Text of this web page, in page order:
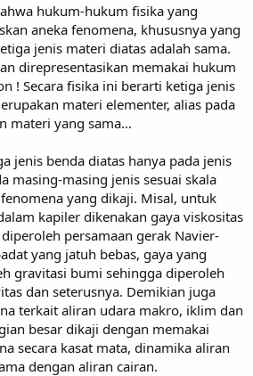
hukum-hukum fisika yang
aneka fenomena, khususnya yang
jenis materi diatas adalah sama.
direpresentasikan memakai hukum
! Secara fisika ini berarti ketiga jenis
materi elementer, alias pada
materi yang sama...
jenis benda diatas hanya pada jenis
masing-masing jenis sesuai skala
yang dikaji. Misal, untuk
kapiler dikenakan gaya viskositas
persamaan gerak Navier-
yang jatuh bebas, gaya yang
gravitasi bumi sehingga diperoleh
dan seterusnya. Demikian juga
terkait aliran udara makro, iklim dan
besar dikaji dengan memakai
secara kasat mata, dinamika aliran
dengan aliran cairan.